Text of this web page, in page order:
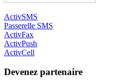
ActivSMS
Passerelle SMS
ActivFax
ActivPush
ActivCell
Devenez partenaire